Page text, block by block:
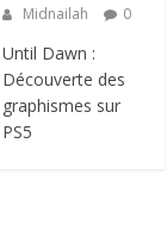
Midnailah
0
Until Dawn :
Découverte des
graphismes sur
PS5